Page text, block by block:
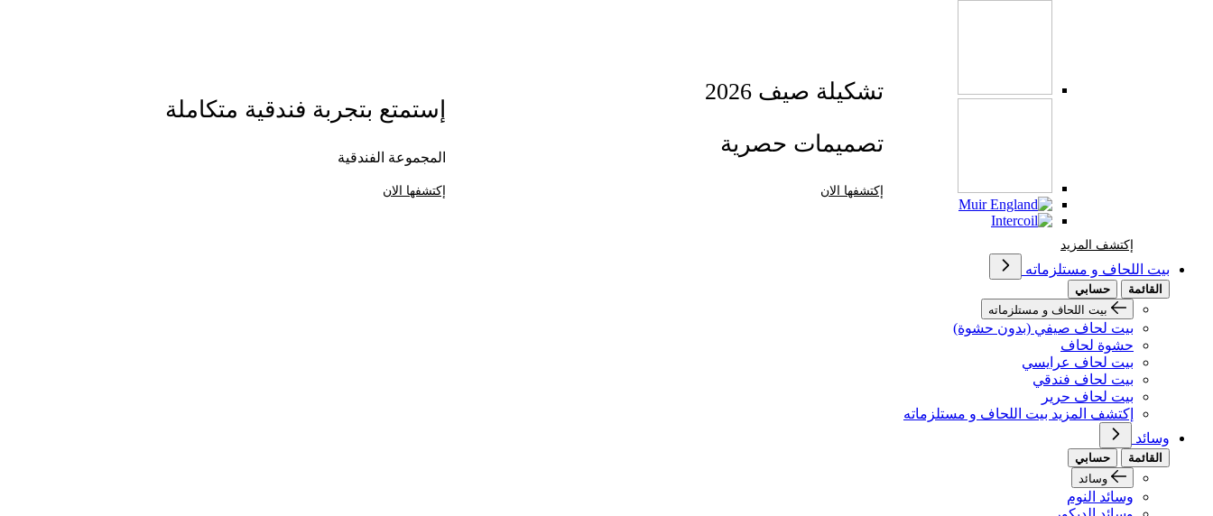
إكتشف المزيد
تشكيلة صيف 2026
تصميمات حصرية
إكتشفها الان
إستمتع بتجربة فندقية متكاملة
المجموعة الفندقية
إكتشفها الان
بيت اللحاف و مستلزماته
القائمة
حسابي
بيت اللحاف و مستلزماته
بيت لحاف صيفي (بدون حشوة)
حشوة لحاف
بيت لحاف عرايسي
بيت لحاف فندقي
بيت لحاف حرير
إكتشف المزيد بيت اللحاف و مستلزماته
وسائد
القائمة
حسابي
وسائد
وسائد النوم